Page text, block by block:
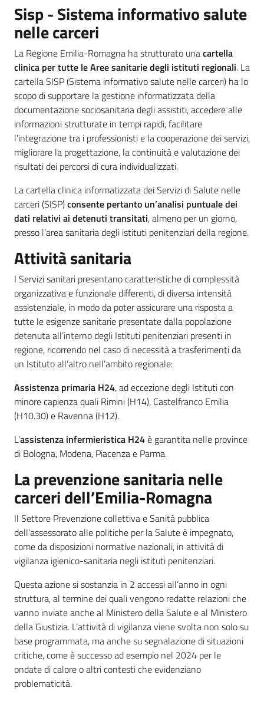
Sisp - Sistema informativo salute
nelle carceri
La Regione Emilia-Romagna ha strutturato unacartella
clinica per tutte le Aree sanitarie degli istituti regionali. La
cartella SISP (Sistema informativo salute nelle carceri) ha lo
scopo di supportare la gestione informatizzata della
documentazione sociosanitaria degli assistiti, accedere alle
informazioni strutturate in tempi rapidi, facilitare
l'integrazione tra i professionisti e la cooperazione dei servizi,
migliorare la progettazione, la continuità e valutazione dei
risultati dei percorsi di cura individualizzati.
La cartella clinica informatizzata dei Servizi di Salute nelle
carceri (SISP)consente pertanto un’analisi puntuale dei
dati relativi ai detenuti transitati, almeno per un giorno,
presso l’area sanitaria degli istituti penitenziari della regione.
Attività sanitaria
I Servizi sanitari presentano caratteristiche di complessità
organizzativa e funzionale differenti, di diversa intensità
assistenziale, in modo da poter assicurare una risposta a
tutte le esigenze sanitarie presentate dalla popolazione
detenuta all’interno degli Istituti penitenziari presenti in
regione, ricorrendo nel caso di necessità a trasferimenti da
un Istituto all’altro nell’ambito regionale:
Assistenza primaria H24, ad eccezione degli Istituti con
minore capienza quali Rimini (H14), Castelfranco Emilia
(H10.30) e Ravenna (H12).
L’assistenza infermieristica H24è garantita nelle province
di Bologna, Modena, Piacenza e Parma.
La prevenzione sanitaria nelle
carceri dell’Emilia-Romagna
Il Settore Prevenzione collettiva e Sanità pubblica
dell’assessorato alle politiche per la Salute è impegnato,
come da disposizioni normative nazionali, in attività di
vigilanza igienico-sanitaria negli istituti penitenziari.
Questa azione si sostanzia in 2 accessi all’anno in ogni
struttura, al termine dei quali vengono redatte relazioni che
vanno inviate anche al Ministero della Salute e al Ministero
della Giustizia. L’attività di vigilanza viene svolta non solo su
base programmata, ma anche su segnalazione di situazioni
critiche, come è successo ad esempio nel 2024 per le
ondate di calore o altri contesti che evidenziano
problematicità.